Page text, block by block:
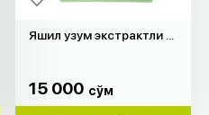
15 000 cўм